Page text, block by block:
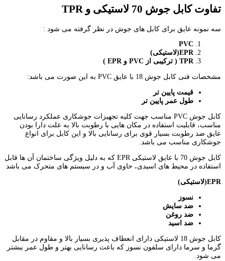
تفاوت کابل جوش 70 لاستیکی و TPR
سه نمونه عایق برای کابل های جوش در نظر گرفته می شود :
PVC
EPR(لاستیکی)
TPR ( ترکیبی از PVC و EPR
)
مشخصات فنی کابل جوش 18 با عایق PVC به این صورت می باشد:
قیمت پایین تر
طول عمر پایین تر
کابل جوش PVC مناسب جهت کلیه تجهیزات جوشکاری عملکرد رسانایی
مناسب، قابلیت استفاده در مکان هایی با رطوبت بالا به علت دارا بودن
عایق ضد رطوبت بسیار قوی برای رسانایی بالا و این کابل برای انواع
جوشکاری مناسب می باشد.
کابل جوش 70 با عایق لاستیکی EPR که به دلیل ویژگی ساختمان آن ها قابل
استفاده در محیط های اسیدی، حاوی آب و در سیستم های متحرک می باشد
EPR(لاستیکی)
نسوز
ضد سایش
ضد روغن
ضد اسید
کابل جوش 18 لاستیکی دارای انعطاف پذیری بسیار بالا و مقاوم در مقابل
گرما و سرما دارای سلفون نسوز که باعث رسانایی بهتر و طول عمر ببشتر
می شود.